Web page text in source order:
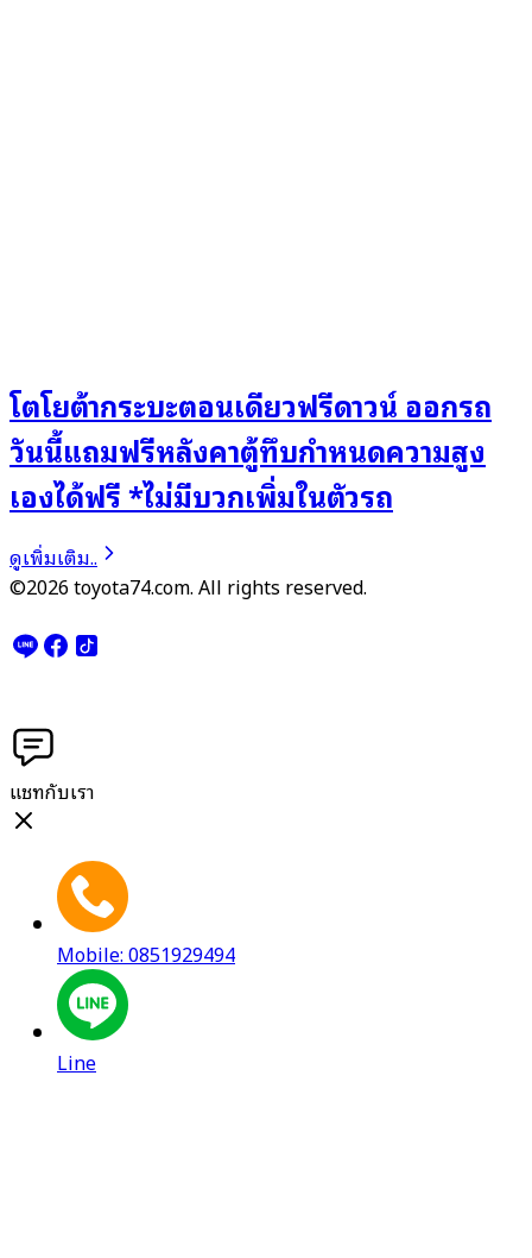
โตโยต้ากระบะตอนเดียวฟรีดาวน์ ออกรถ
วันนี้แถมฟรีหลังคาตู้ทึบกำหนดความสูง
เองได้ฟรี *ไม่มีบวกเพิ่มในตัวรถ
ดูเพิ่มเติม..
©2026 toyota74.com. All rights reserved.
แชทกับเรา
Mobile: 0851929494
Line